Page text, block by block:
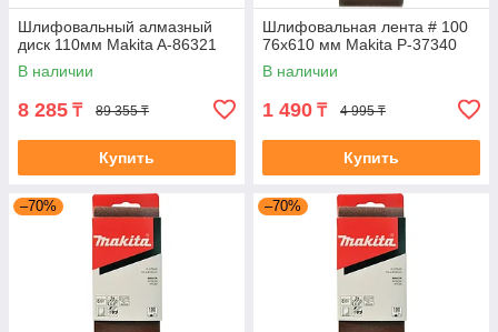
Шлифовальный алмазный
диск 110мм Makita A-86321
В наличии
8 285 ₸ 89 355 ₸
Купить
Шлифовальная лента # 100
76x610 мм Makita P-37340
В наличии
1 490 ₸ 4 995 ₸
Купить
–70% –70%